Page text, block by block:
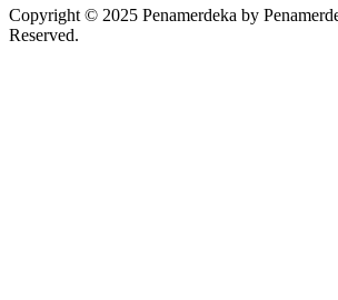
Copyright © 2025 Penamerdeka by
Reserved.